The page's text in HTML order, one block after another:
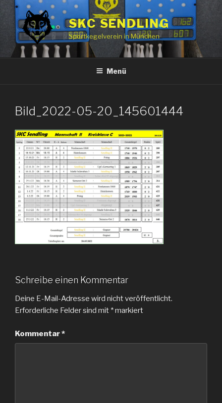
springen
SKC SENDLING
Sportkegelverein in München
Menü
Bild_2022-05-20_145601444
Schreibe einen Kommentar
Deine E-Mail-Adresse wird nicht veröffentlicht.
Erforderliche Felder sind mit *markiert
Kommentar*